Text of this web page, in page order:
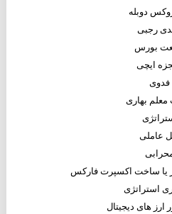
دوبله
رجبی
بورس
ایچی
فدوی
معلم بهاری
عاملی
یا ساخت اکسپرت فارکس
استراتژی
ارز های دیجیتال